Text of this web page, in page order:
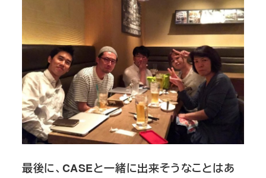
最後に、CASEと一緒に出来そうなことはあ